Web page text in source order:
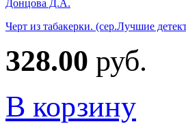
Донцова Д.А.
Черт из табакерки. (сер.Лучшие
328.00 руб.
В корзину